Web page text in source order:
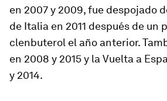
en 2007 y 2009, fue despojado
de Italia en 2011 después de un
clenbuterol el año anterior.
en 2008 y 2015 y la Vuelta a
y 2014.